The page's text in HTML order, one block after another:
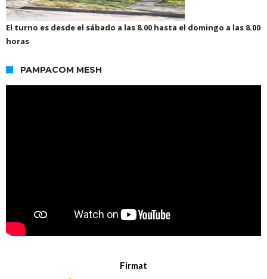
El turno es desde el sábado a las 8.00 hasta el domingo a las 8.00
horas
PAMPACOM MESH
Firmat